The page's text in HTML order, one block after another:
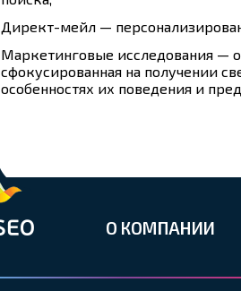
Директ-мейл —
Маркетинговые исследования —
сфокусированная на получении
особенностях их поведения и
О КОМПАНИИ